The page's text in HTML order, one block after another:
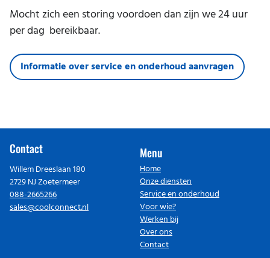
Mocht zich een storing voordoen dan zijn we 24 uur
per dag bereikbaar.
Informatie over service en onderhoud aanvragen
Contact
Willem Dreeslaan 180
2729 NJ Zoetermeer
088-2665266
sales@coolconnect.nl
Menu
Home
Onze diensten
Service en onderhoud
Voor wie?
Werken bij
Over ons
Contact